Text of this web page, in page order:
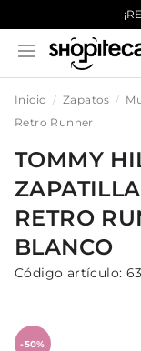
Inicio Zapatos
Retro Runner
TOMMY
RETRO
BLANCO
Código artículo:
-50%